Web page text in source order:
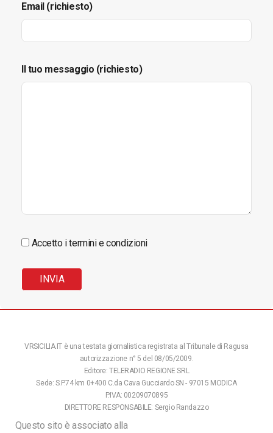
Email (richiesto)
Il tuo messaggio (richiesto)
Accetto i termini e condizioni
VRSICILIA.IT è una testata giornalistica registrata al Tribunale di Ragusa
autorizzazione n° 5 del 08/05/2009.
Editore: TELERADIO REGIONE SRL
Sede: S.P.74 km 0+400 C.da Cava Gucciardo SN - 97015 MODICA
P.IVA: 00209070895
DIRETTORE RESPONSABILE: Sergio Randazzo
Questo sito è associato alla